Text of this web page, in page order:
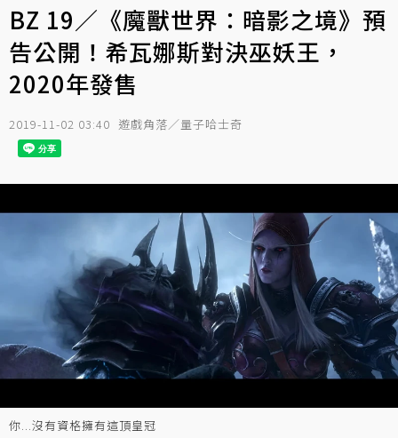
BZ 19／《魔獸世界：暗影之境》預
告公開！希瓦娜斯對決巫妖王，
2020年發售
2019-11-02 03:40 遊戲角落／量子哈士奇
你...沒有資格擁有這頂皇冠